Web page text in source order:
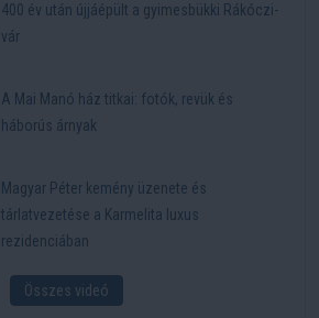
400 év után újjáépült a gyimesbükki Rákóczi-
vár
A Mai Manó ház titkai: fotók, revük és
háborús árnyak
Magyar Péter kemény üzenete és
tárlatvezetése a Karmelita luxus
rezidenciában
Összes videó